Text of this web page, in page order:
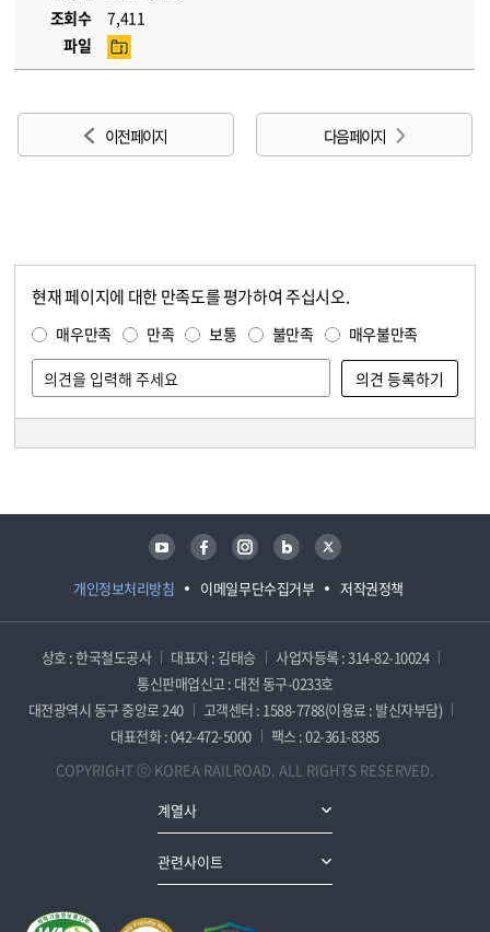
조회수
7,411
파일
이전 페이지 다음 페이지
현재 페이지에 대한 만족도를 평가하여 주십시오.
매우만족 만족 보통 불만족 매우불만족
개인정보처리방침 이메일무단수집거부 저작권정책
유튜브 페이스북 인스타그램 블로그 트위터
상호 : 한국철도공사 대표자 : 김태승
사업자등록 : 314-82-10024
통신판매업신고 : 대전 동구-0233호
대전광역시 동구 중앙로 240
고객센터 : 1588-7788(이용료 : 발신자부담)
대표전화 : 042-472-5000
팩스 : 02-361-8385
COPYRIGHT ⓒ KOREA RAILROAD. ALL RIGHTS RESERVED.
계열사
관련사이트